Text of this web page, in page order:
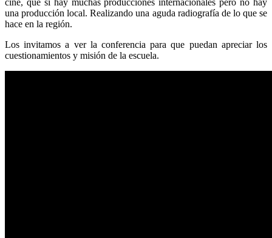
cine, que si hay muchas producciones internacionales pero no hay
una producción local. Realizando una aguda radiografía de lo que se
hace en la región.
Los invitamos a ver la conferencia para que puedan apreciar los
cuestionamientos y misión de la escuela.